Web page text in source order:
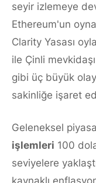
seyir izlemeye
Ethereum'un
Clarity Yasası
ile Çinli mevkidaşı
gibi üç büyük
sakinliğe işaret
Geleneksel
işlemleri 100
seviyelere